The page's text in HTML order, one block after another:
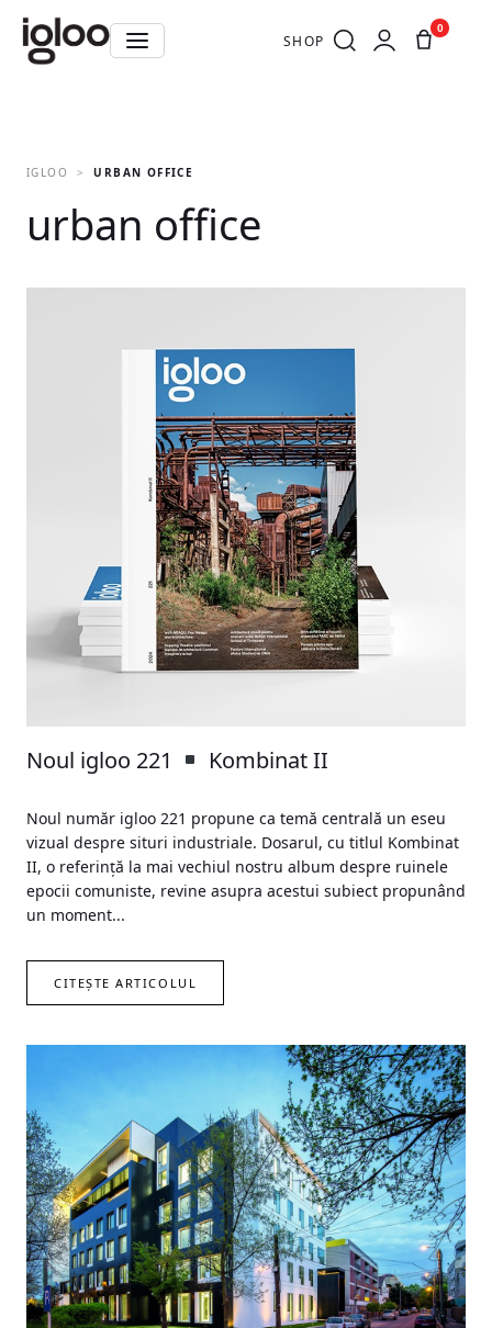
SHOP
0
IGLOO URBAN OFFICE
urban office
Noul igloo 221 Kombinat II
Noul număr igloo 221 propune ca temă centrală un eseu
vizual despre situri industriale. Dosarul, cu titlul Kombinat
II, o referință la mai vechiul nostru album despre ruinele
epocii comuniste, revine asupra acestui subiect propunând
un moment...
CITEȘTE ARTICOLUL